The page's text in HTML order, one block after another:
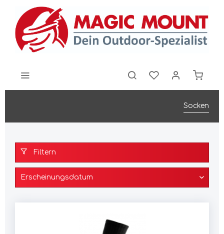
Socken
Filtern